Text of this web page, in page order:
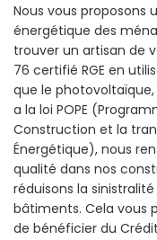
Nous vous proposons
énergétique des
trouver un artisan de
76 certifié RGE en
que le
a la loi POPE
Construction et la
Énergétique), nous
qualité dans nos
réduisons la sinistralité
bâtiments. Cela vous
de bénéficier du